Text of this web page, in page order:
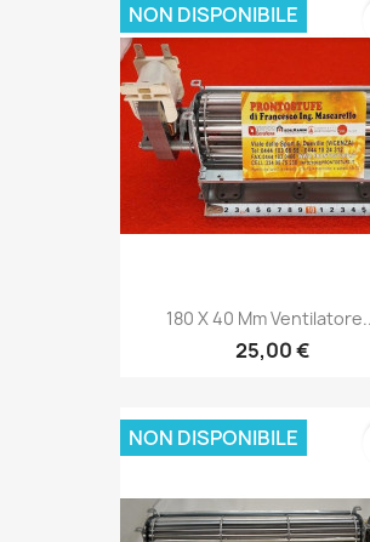
180 X 40 Mm
25,00 €
NON DISPONIBILE
NON DISPONIBILE